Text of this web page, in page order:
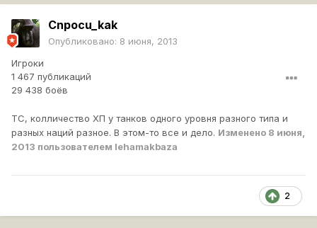
Cnpocu_kak
Опубликовано: 8 июня, 2013
Игроки
1 467 публикаций
29 438 боёв
ТС, колличество ХП у танков одного уровня разного типа и
разных наций разное. В этом-то все и дело. Изменено 8 июня,
2013 пользователем lehamakbaza
2